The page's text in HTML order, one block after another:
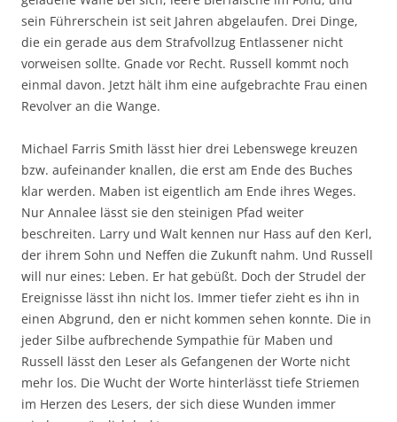
sein Führerschein ist seit Jahren abgelaufen. Drei Dinge,
die ein gerade aus dem Strafvollzug Entlassener nicht
vorweisen sollte. Gnade vor Recht. Russell kommt noch
einmal davon. Jetzt hält ihm eine aufgebrachte Frau einen
Revolver an die Wange.
Michael Farris Smith lässt hier drei Lebenswege kreuzen
bzw. aufeinander knallen, die erst am Ende des Buches
klar werden. Maben ist eigentlich am Ende ihres Weges.
Nur Annalee lässt sie den steinigen Pfad weiter
beschreiten. Larry und Walt kennen nur Hass auf den Kerl,
der ihrem Sohn und Neffen die Zukunft nahm. Und Russell
will nur eines: Leben. Er hat gebüßt. Doch der Strudel der
Ereignisse lässt ihn nicht los. Immer tiefer zieht es ihn in
einen Abgrund, den er nicht kommen sehen konnte. Die in
jeder Silbe aufbrechende Sympathie für Maben und
Russell lässt den Leser als Gefangenen der Worte nicht
mehr los. Die Wucht der Worte hinterlässt tiefe Striemen
im Herzen des Lesers, der sich diese Wunden immer